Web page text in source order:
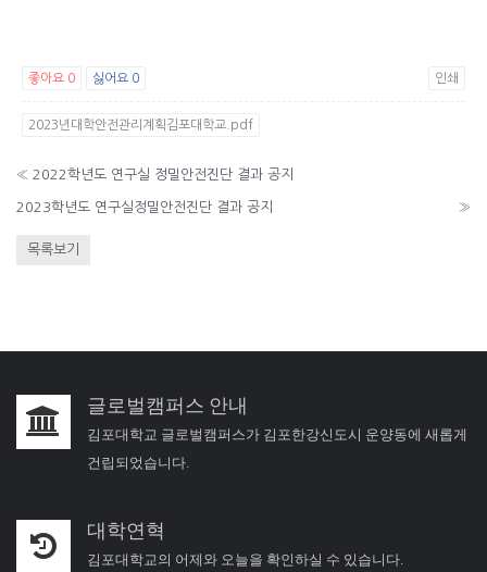
좋아요 0 싫어요 0 인쇄
2023년대학안전관리계획김포대학교.pdf
« 2022학년도 연구실 정밀안전진단 결과 공지
2023학년도 연구실정밀안전진단 결과 공지 »
목록보기
글로벌캠퍼스 안내
김포대학교 글로벌캠퍼스가 김포한강신도시 운양동에 새롭게
건립되었습니다.
대학연혁
김포대학교의 어제와 오늘을 확인하실 수 있습니다.